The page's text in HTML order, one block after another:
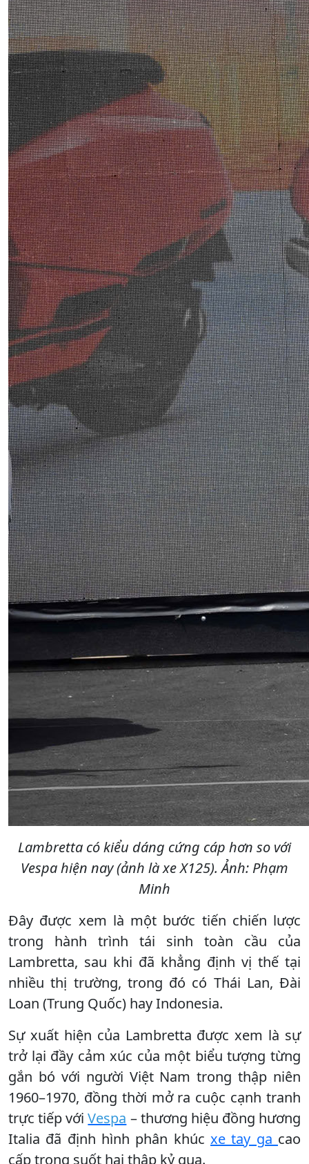
Lambretta có kiểu dáng cứng cáp hơn so với
Vespa hiện nay (ảnh là xe X125). Ảnh: Phạm
Minh
Đây được xem là một bước tiến chiến lược
trong hành trình tái sinh toàn cầu của
Lambretta, sau khi đã khẳng định vị thế tại
nhiều thị trường, trong đó có Thái Lan, Đài
Loan (Trung Quốc) hay Indonesia.
Sự xuất hiện của Lambretta được xem là sự
trở lại đầy cảm xúc của một biểu tượng từng
gắn bó với người Việt Nam trong thập niên
1960–1970, đồng thời mở ra cuộc cạnh tranh
trực tiếp vớiVespa – thương hiệu đồng hương
Italia đã định hình phân khúc xe tay ga cao
cấp trong suốt hai thập kỷ qua.